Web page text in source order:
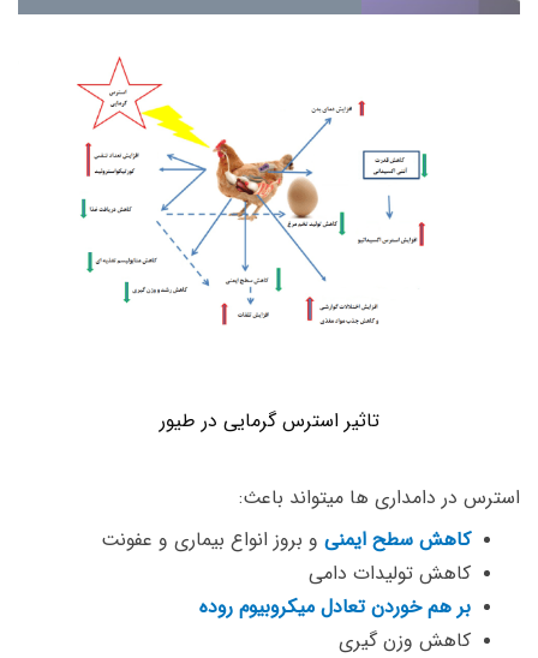
تاثیر استرس گرمایی در طیور
استرس در دامداری ها میتواند باعث:
کاهش سطح ایمنی و بروز انواع بیماری و عفونت
کاهش تولیدات دامی
بر هم خوردن تعادل میکروبیوم روده
کاهش وزن گیری